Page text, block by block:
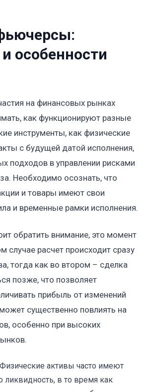
особенности
на финансовых рынках
как функционируют разные
инструменты, как физические
с будущей датой исполнения,
подходов в управлении рисками
Необходимо осознать, что
и товары имеют свои
и временные рамки исполнения.
обратить внимание, это момент
случае расчет происходит сразу
тогда как во втором – сделка
позже, что позволяет
прибыль от изменений
существенно повлиять на
особенно при высоких
Физические активы часто имеют
в то время как